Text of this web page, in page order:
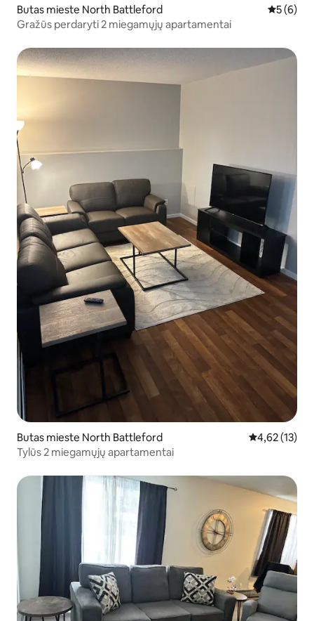
Butas mieste North Battleford Vidutinis
5 (6)
Gražūs perdaryti 2 miegamųjų apartamentai
Butas mieste North Battleford Vidutinis
4,62 (13)
Tylūs 2 miegamųjų apartamentai